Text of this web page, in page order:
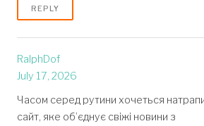
REPLY
RalphDof
July 17, 2026
Часом серед рутини хочеться
сайт, яке об’єднує свіжі новини з